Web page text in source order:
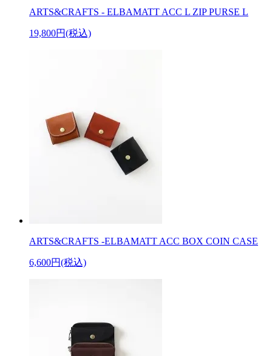
ARTS&CRAFTS - ELBAMATT ACC L ZIP PURSE L
19,800円(税込)
ARTS&CRAFTS -ELBAMATT ACC BOX COIN CASE
6,600円(税込)